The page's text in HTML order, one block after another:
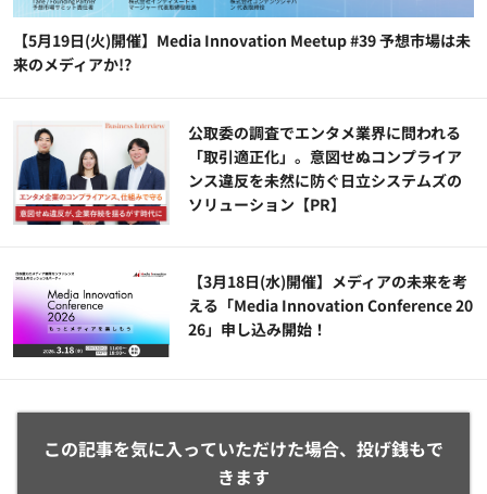
【5月19日(火)開催】Media Innovation Meetup #39 予想市場は未
来のメディアか!?
公​​取委の調査でエンタメ業界に問われる
「取引適正化」。意図せぬコンプライア
ンス違反を未然に防ぐ日立システムズの
ソリューション​【PR】
【3月18日(水)開催】メディアの未来を考
える「Media Innovation Conference 20
26」申し込み開始！
この記事を気に入っていただけた場合、投げ銭もで
きます